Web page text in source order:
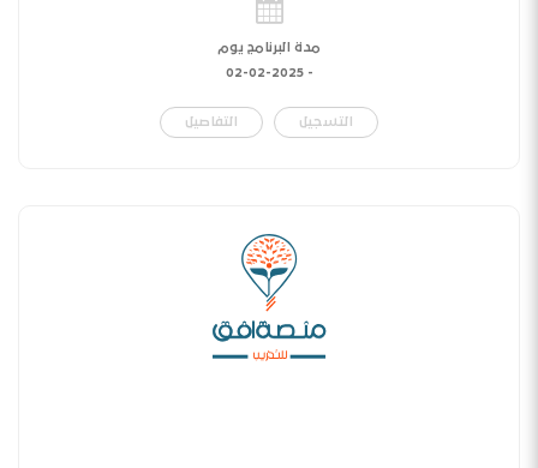
مدة البرنامج يوم
-
02-02-2025
التسجيل التفاصيل